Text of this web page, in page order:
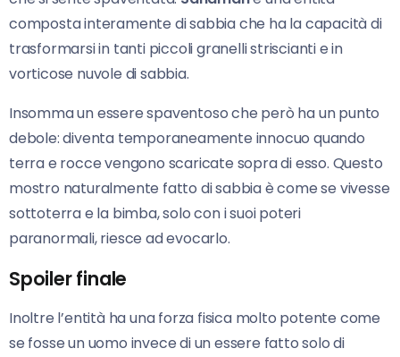
composta interamente di sabbia che ha la capacità di
trasformarsi in tanti piccoli granelli striscianti e in
vorticose nuvole di sabbia.
Insomma un essere spaventoso che però ha un punto
debole: diventa temporaneamente innocuo quando
terra e rocce vengono scaricate sopra di esso. Questo
mostro naturalmente fatto di sabbia è come se vivesse
sottoterra e la bimba, solo con i suoi poteri
paranormali, riesce ad evocarlo.
Spoiler finale
Inoltre l’entità ha una forza fisica molto potente come
se fosse un uomo invece di un essere fatto solo di